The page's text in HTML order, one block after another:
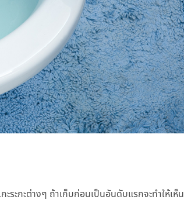
ระกะต่างๆ ถ้าเก็บก่อนเป็นอันดับแรกจะทำให้เห็น